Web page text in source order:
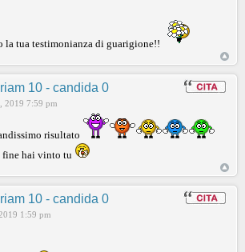
la tua testimonianza di guarigione!!
10 - candida 0
2019 7:59 pm
risultato
fine hai vinto tu
10 - candida 0
1:59 pm